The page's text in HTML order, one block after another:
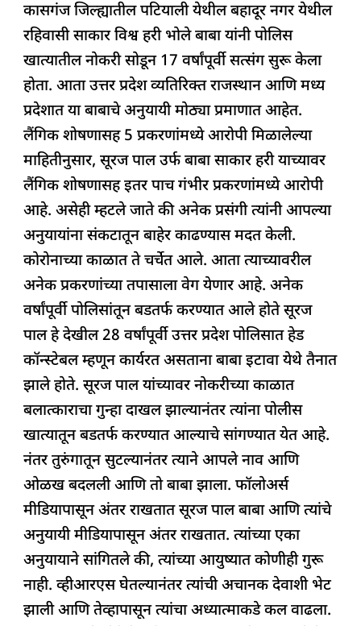
कासगंज जिल्ह्यातील पटियाली येथील बहादूर नगर येथील
रहिवासी साकार विश्व हरी भोले बाबा यांनी पोलिस
खात्यातील नोकरी सोडून 17 वर्षांपूर्वी सत्संग सुरू केला
होता. आता उत्तर प्रदेश व्यतिरिक्त राजस्थान आणि मध्य
प्रदेशात या बाबाचे अनुयायी मोठ्या प्रमाणात आहेत.
लैंगिक शोषणासह 5 प्रकरणांमध्ये आरोपी मिळालेल्या
माहितीनुसार, सूरज पाल उर्फ ​​बाबा साकार हरी याच्यावर
लैंगिक शोषणासह इतर पाच गंभीर प्रकरणांमध्ये आरोपी
आहे. असेही म्हटले जाते की अनेक प्रसंगी त्यांनी आपल्या
अनुयायांना संकटातून बाहेर काढण्यास मदत केली.
कोरोनाच्या काळात ते चर्चेत आले. आता त्याच्यावरील
अनेक प्रकरणांच्या तपासाला वेग येणार आहे. अनेक
वर्षांपूर्वी पोलिसांतून बडतर्फ करण्यात आले होते सूरज
पाल हे देखील 28 वर्षांपूर्वी उत्तर प्रदेश पोलिसात हेड
कॉन्स्टेबल म्हणून कार्यरत असताना बाबा इटावा येथे तैनात
झाले होते. सूरज पाल यांच्यावर नोकरीच्या काळात
बलात्काराचा गुन्हा दाखल झाल्यानंतर त्यांना पोलीस
खात्यातून बडतर्फ करण्यात आल्याचे सांगण्यात येत आहे.
नंतर तुरुंगातून सुटल्यानंतर त्याने आपले नाव आणि
ओळख बदलली आणि तो बाबा झाला. फॉलोअर्स
मीडियापासून अंतर राखतात सूरज पाल बाबा आणि त्यांचे
अनुयायी मीडियापासून अंतर राखतात. त्यांच्या एका
अनुयायाने सांगितले की, त्यांच्या आयुष्यात कोणीही गुरू
नाही. व्हीआरएस घेतल्यानंतर त्यांची अचानक देवाशी भेट
झाली आणि तेव्हापासून त्यांचा अध्यात्माकडे कल वाढला.